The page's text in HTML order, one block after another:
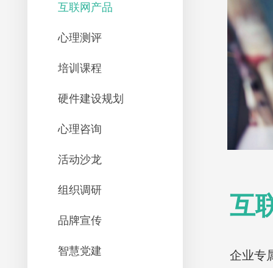
互联网产品
心理测评
培训课程
硬件建设规划
心理咨询
活动沙龙
组织调研
品牌宣传
智慧党建
互
企业专